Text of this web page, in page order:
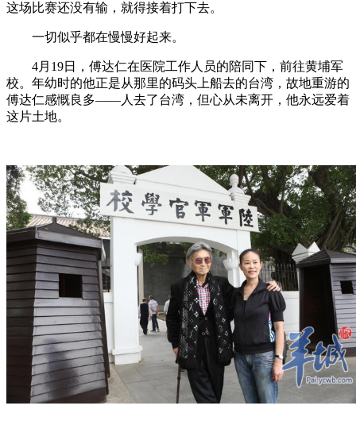
这场比赛还没有输，就得接着打下去。
一切似乎都在慢慢好起来。
4月19日，傅达仁在医院工作人员的陪同下，前往黄埔军
校。年幼时的他正是从那里的码头上船去的台湾，故地重游的
傅达仁感慨良多——人去了台湾，但心从未离开，他永远爱着
这片土地。